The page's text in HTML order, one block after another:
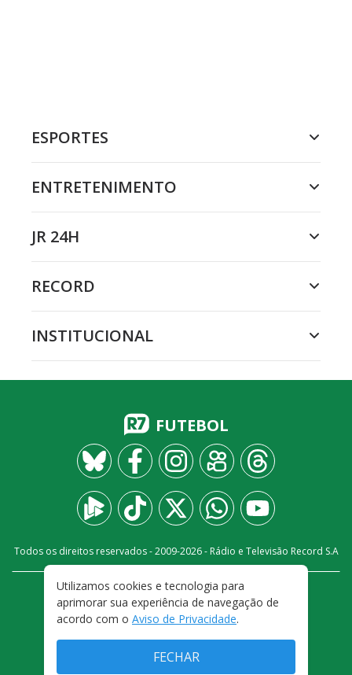
ESPORTES
ENTRETENIMENTO
JR 24H
RECORD
INSTITUCIONAL
FUTEBOL
Todos os direitos reservados - 2009-2026- Rádio e Televisão Record S.A
FALE CONOSCO
PRIVACIDADE
TERMOS E CONDIÇÕES DE USO
Utilizamos cookies e tecnologia para
aprimorar sua experiência de navegação de
acordo com o Aviso de Privacidade.
FECHAR